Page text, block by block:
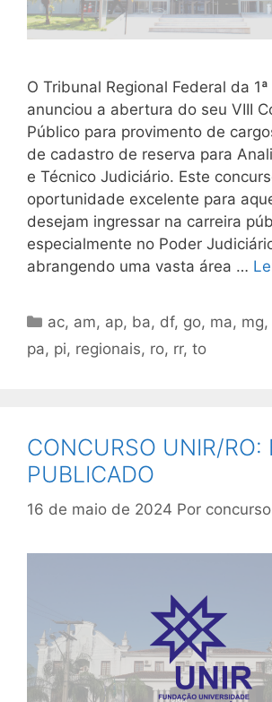
O Tribunal Regional Federal da 1ª
anunciou a abertura do seu VIII
Público para provimento de
de cadastro de reserva para
e Técnico Judiciário. Este
oportunidade excelente para
desejam ingressar na carreira
especialmente no Poder
abrangendo uma vasta área …
Categorias
ac, am, ap, ba, df, go, ma, mg,
pa, pi, regionais, ro, rr, to
CONCURSO UNIR/RO:
PUBLICADO
16 de maio de 2024 Por